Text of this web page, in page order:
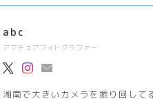
abc
アマチュアフォトグラファー
湘南で大きいカメラを振り回して